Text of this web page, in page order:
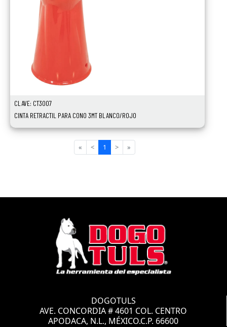
CLAVE: CT3007
CINTA RETRACTIL PARA CONO 3MT BLANCO/ROJO
« < 1 > »
DOGOTULS
AVE. CONCORDIA # 4601 COL. CENTRO
APODACA, N.L., MÉXICO.C.P. 66600